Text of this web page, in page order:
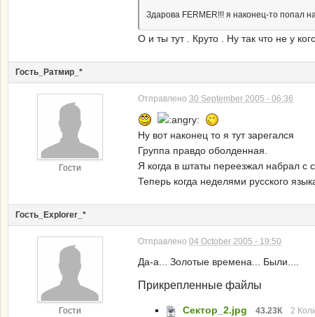
Здарова FERMER!!! я наконец-то попал
О и ты тут . Круто . Ну так что не у
Гость_Ратмир_*
Гости
Отправлено 30 September 2005 - 06:36
Ну вот наконец то я тут зарегался
Группа правдо оболденная.
Я когда в штаты переезжал набрал с
Теперь когда неделями русского
Гость_Explorer_*
Гости
Отправлено 04 October 2005 - 19:50
Да-а... Золотые времена... Были....
Прикрепленные файлы
Сектор_2.jpg 43.23К 2